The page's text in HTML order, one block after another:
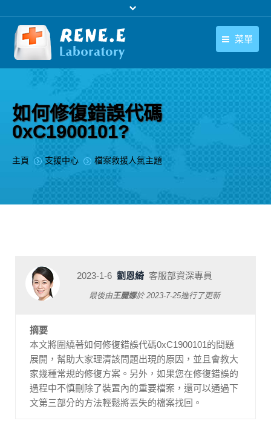
菜單
產品
下載中心
購買
聯絡我們
繁體中文
繁體中文
如何修復錯誤代碼
0xC1900101?
您在此处：
主頁 支援中心 檔案救援人氣主題
2023-1-6 劉恩綺 客服部資深專員
最後由王麗娜於2023-7-25進行了更新
摘要
本文將圍繞著如何修復錯誤代碼0xC1900101的問題
展開，幫助大家理清該問題出現的原因，並且會教大
家幾種常規的修復方案。另外，如果您在修復錯誤的
過程中不慎刪除了裝置內的重要檔案，還可以通過下
文第三部分的方法輕鬆將丟失的檔案找回。